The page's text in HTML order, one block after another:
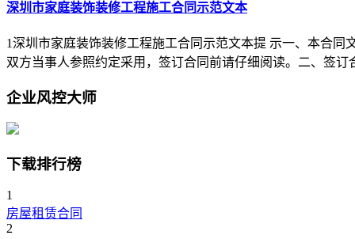
深圳市家庭装饰装修工程施工合同示范文本
1深圳市家庭装饰装修工程施工合同示范文本提 示一、本合
双方当事人参照约定采用，签订合同前请仔细阅读。二、签订
企业风控大师
下载排行榜
1
房屋租赁合同
2